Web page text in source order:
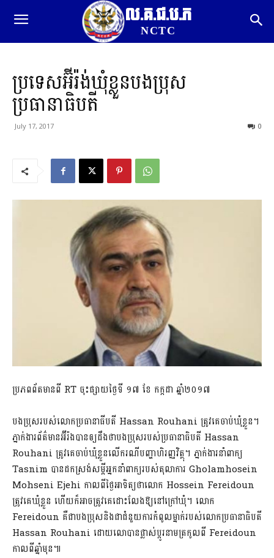
ល.គ.ជ.ប.ភ
NCTC
ប្រទេសអ៊ីរ៉ង់ឃុំខ្លួនបងប្រុស
ប្រធានាធិបតី
July 17, 2017 0
ប្រភពព័តមានពី RT ចុះផ្សាយថ្ងៃទី ១៧ ខែ កក្កដា ឆ្នាំ២០១៧
បងប្រុសរបស់លោកប្រធានាធីបតី Hassan Rouhani ត្រូវគេចាប់ឃុំខ្លួន។
ភ្នាក់ងារព័ត៌មានអ៊ីរ៉ងបានឲ្យដឹងថាបងប្រុសរបស់ប្រធានាធិបតី Hassan
Rouhani ត្រូវគេចាប់ឃុំខ្លួនលើករណីបញ្ហាហិរញ្ញវិត្ថុ។ ភ្នាក់ងារនាំពាក្យ
Tasnim បានដកស្រង់សម្តីអ្នកនាំពាក្យរបស់តុលាការ Gholamhosein
Mohseni Ejehi កាលពីថ្ងៃអាទិត្យថាលោក Hossein Fereidoun
ត្រូវគេឃុំខ្លួន ហើយក៏អាចត្រូវគេដោះលែងឱ្យនៅក្រៅឃុំ។ លោក
Fereidoun គឺជាបងប្រុសនិងជាជំនួយការកំពូលម្នាក់របស់លោកប្រធានាធិបតី
Hassan Rouhani ដោយលោបានផ្លាស់ប្តូរនាមត្រកូលពី Fereidoun
កាលពីឆ្នាំមុន៕